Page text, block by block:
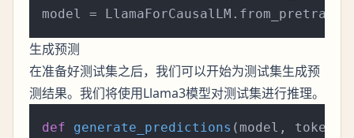
生成预测
在准备好测试集之后，我们可以开始为测试集生成预
测结果。我们将使用Llama3模型对测试集进行推理。
def generate_predictions ( model,